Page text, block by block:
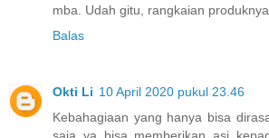
mba. Udah gitu, rangkaian
Balas
Okti Li 10 April 2020 pukul 23.46
Kebahagiaan yang hanya bisa
saja ya bisa memberikan asi